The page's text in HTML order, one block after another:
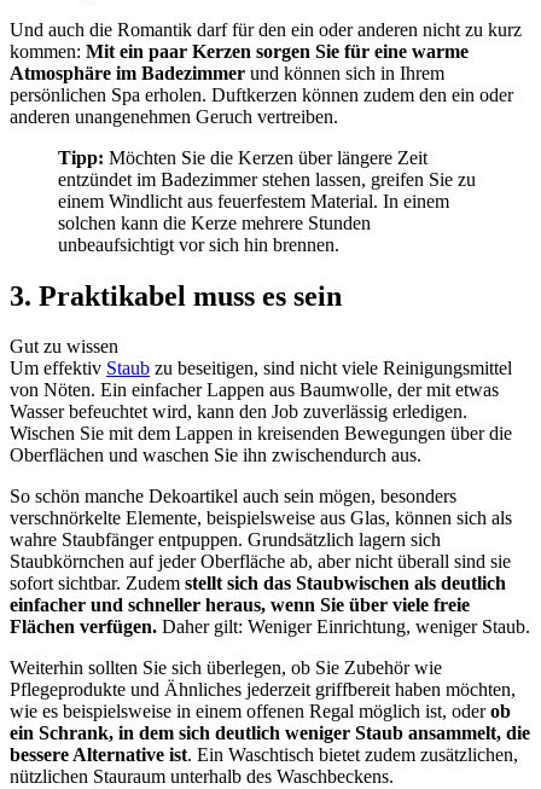
Und auch die Romantik darf für den ein oder anderen nicht zu kurz
kommen: Mit ein paar Kerzen sorgen Sie für eine warme
Atmosphäre im Badezimmer und können sich in Ihrem
persönlichen Spa erholen. Duftkerzen können zudem den ein oder
anderen unangenehmen Geruch vertreiben.
Tipp: Möchten Sie die Kerzen über längere Zeit
entzündet im Badezimmer stehen lassen, greifen Sie zu
einem Windlicht aus feuerfestem Material. In einem
solchen kann die Kerze mehrere Stunden
unbeaufsichtigt vor sich hin brennen.
3. Praktikabel muss es sein
Gut zu wissen
Um effektiv Staub zu beseitigen, sind nicht viele Reinigungsmittel
von Nöten. Ein einfacher Lappen aus Baumwolle, der mit etwas
Wasser befeuchtet wird, kann den Job zuverlässig erledigen.
Wischen Sie mit dem Lappen in kreisenden Bewegungen über die
Oberflächen und waschen Sie ihn zwischendurch aus.
So schön manche Dekoartikel auch sein mögen, besonders
verschnörkelte Elemente, beispielsweise aus Glas, können sich als
wahre Staubfänger entpuppen. Grundsätzlich lagern sich
Staubkörnchen auf jeder Oberfläche ab, aber nicht überall sind sie
sofort sichtbar. Zudem stellt sich das Staubwischen als deutlich
einfacher und schneller heraus, wenn Sie über viele freie
Flächen verfügen. Daher gilt: Weniger Einrichtung, weniger Staub.
Weiterhin sollten Sie sich überlegen, ob Sie Zubehör wie
Pflegeprodukte und Ähnliches jederzeit griffbereit haben möchten,
wie es beispielsweise in einem offenen Regal möglich ist, oderob
ein Schrank, in dem sich deutlich weniger Staub ansammelt, die
bessere Alternative ist. Ein Waschtisch bietet zudem zusätzlichen,
nützlichen Stauraum unterhalb des Waschbeckens.